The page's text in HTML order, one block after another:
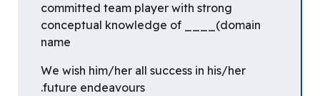
committed team player with strong
conceptual knowledge of ____(domain
name
We wish him/her all success in his/her
future endeavours.